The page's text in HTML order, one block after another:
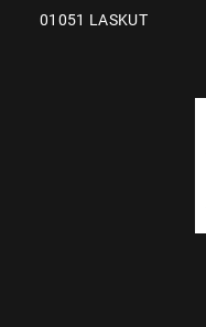
01051 LASKUT